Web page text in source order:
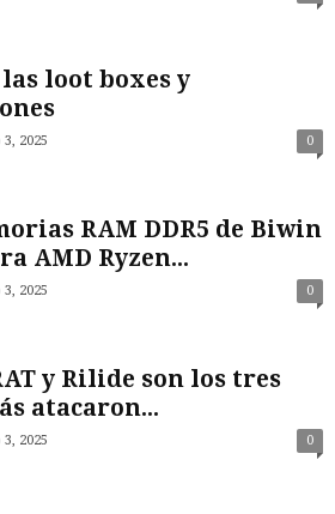
loot boxes y
2025 0
RAM DDR5 de Biwin
AMD Ryzen...
2025 0
y Rilide son los tres
atacaron...
2025 0